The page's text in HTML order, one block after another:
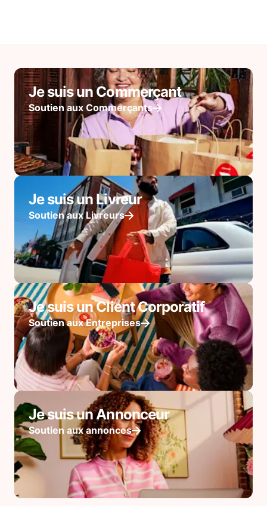
Je suis un Commerçant
Soutien aux Commerçants
Je suis un Livreur
Soutien aux Livreurs
Je suis un Client Corporatif
Soutien aux Entreprises
Je suis un Annonceur
Soutien aux annonces